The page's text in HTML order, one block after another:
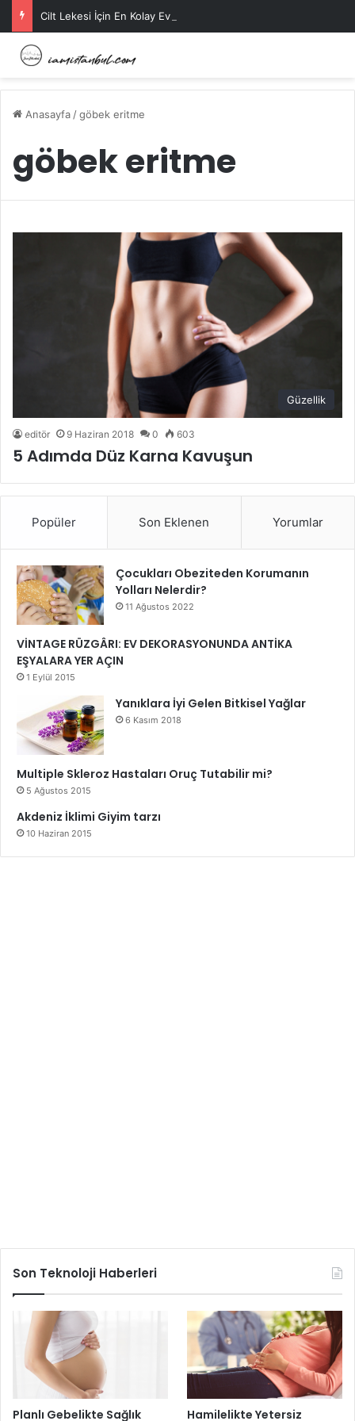
Cilt Lekesi İçin En Kolay Ev Maskeleri Nelerdir?
Anasayfa /göbek eritme
göbek eritme
Güzellik
editör 9 Haziran 2018 0 603
5 Adımda Düz Karna Kavuşun
Popüler Son Eklenen Yorumlar
Çocukları Obeziteden Korumanın
Yolları Nelerdir?
11 Ağustos 2022
VİNTAGE RÜZGÂRI: EV DEKORASYONUNDA ANTİKA
EŞYALARA YER AÇIN
1 Eylül 2015
Yanıklara İyi Gelen Bitkisel Yağlar
6 Kasım 2018
Multiple Skleroz Hastaları Oruç Tutabilir mi?
5 Ağustos 2015
Akdeniz İklimi Giyim tarzı
10 Haziran 2015
Son Teknoloji Haberleri
Planlı Gebelikte Sağlık Hamilelikte Yetersiz